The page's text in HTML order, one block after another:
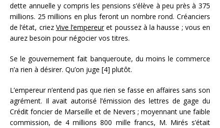
dette annuelle y compris les pensions s’élève à peu près à 375
millions. 25 millions en plus feront un nombre rond. Créanciers
de l’état, criez Vive l’empereuret poussez à la hausse ; vous en
aurez besoin pour négocier vos titres.
Se le gouvernement fait banqueroute, du moins le commerce
n’a rien à désirer. Qu’on juge [4] plutôt.
L’empereur n’entend pas que rien se fasse en affaires sans son
agrément. Il avait autorisé l’émission des lettres de gage du
Crédit foncier de Marseille et de Nevers ; moyennant une faible
commission, de 4 millions 800 mille francs, M. Mirés s’était